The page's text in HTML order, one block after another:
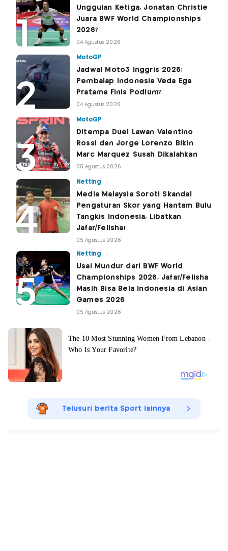
Unggulan Ketiga, Jonatan Christie
Juara BWF World Championships
2026?
04 Agustus 2026
MotoGP
Jadwal Moto3 Inggris 2026:
Pembalap Indonesia Veda Ega
Pratama Finis Podium?
04 Agustus 2026
MotoGP
Ditempa Duel Lawan Valentino
Rossi dan Jorge Lorenzo Bikin
Marc Marquez Susah Dikalahkan
05 Agustus 2026
Netting
Media Malaysia Soroti Skandal
Pengaturan Skor yang Hantam Bulu
Tangkis Indonesia, Libatkan
Jafar/Felisha!
05 Agustus 2026
Netting
Usai Mundur dari BWF World
Championships 2026, Jafar/Felisha
Masih Bisa Bela Indonesia di Asian
Games 2026
05 Agustus 2026
Telusuri berita Sport lainnya